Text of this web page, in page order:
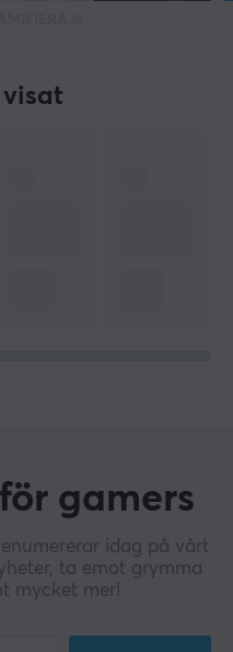
visat
gamers
idag på vårt
ta emot grymma
mycket mer!